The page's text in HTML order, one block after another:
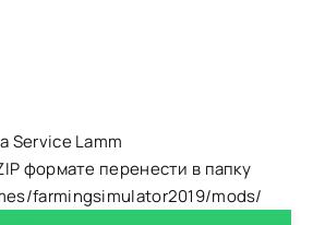
Service Lamm
формате перенести в папку
farmingsimulator2019/mods/